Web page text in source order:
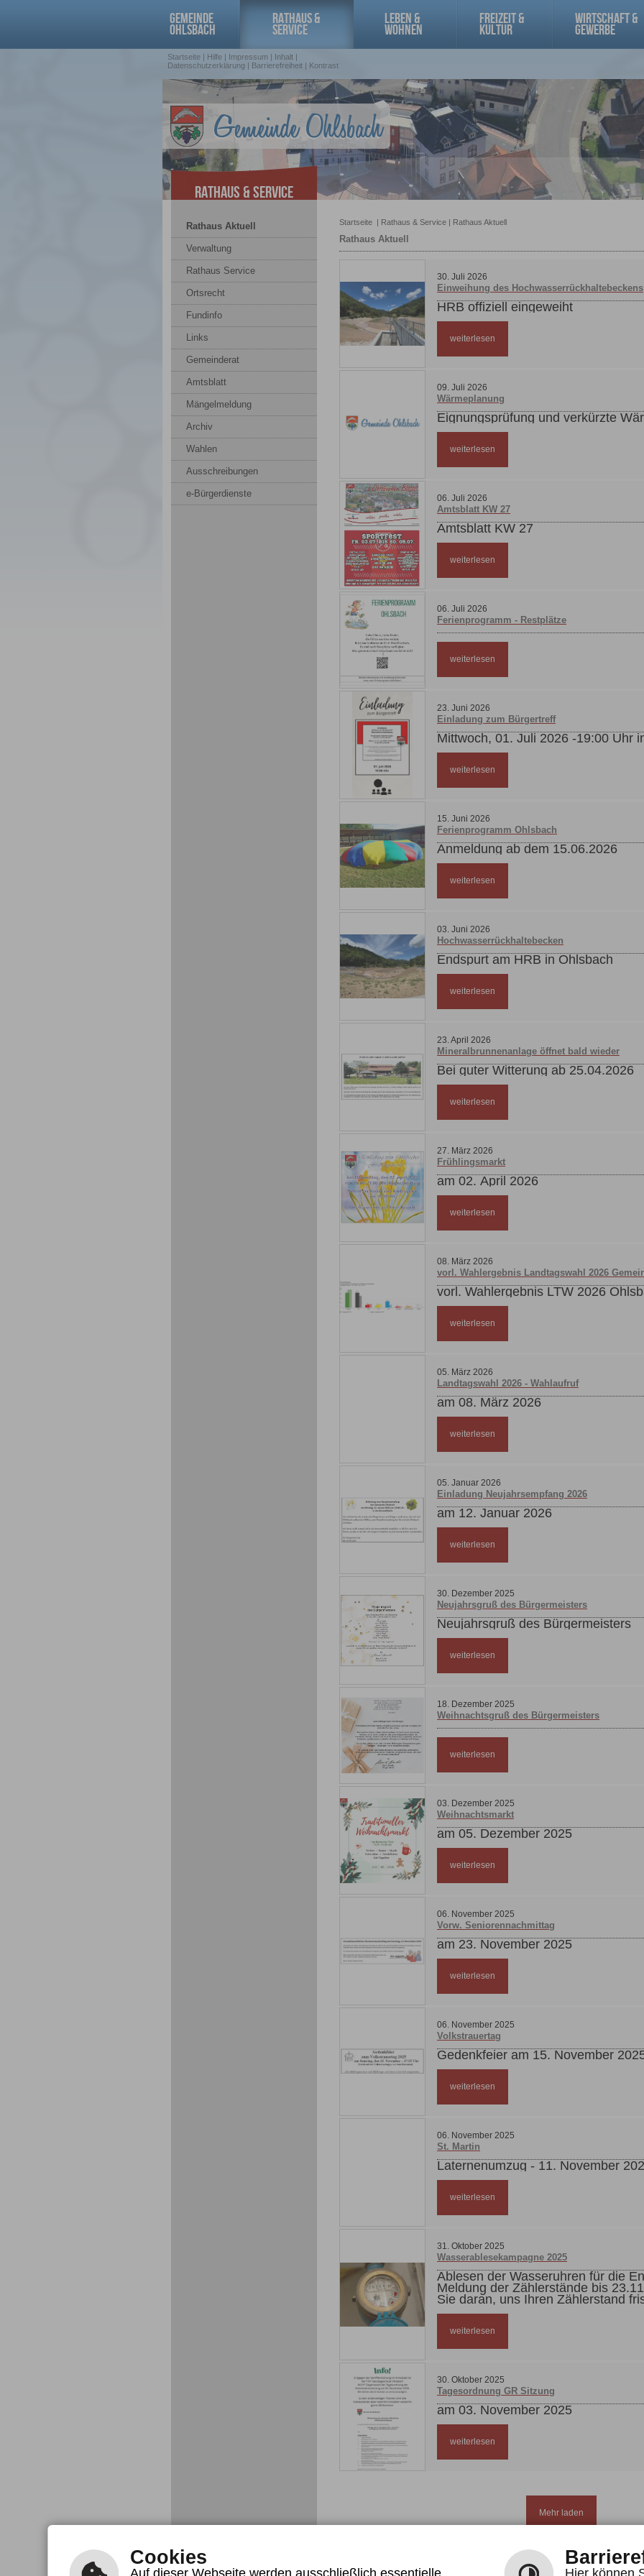
GEMEINDE
OHLSBACH
RATHAUS &
SERVICE
LEBEN &
WOHNEN
FREIZEIT &
KULTUR
WIRTSCHAFT &
GEWERBE
Startseite | Hilfe | Impressum | Inhalt |
Datenschutzerklärung | Barrierefreiheit | Kontrast
Rathaus & Service
Rathaus Aktuell
Verwaltung
Rathaus Service
Ortsrecht
Fundinfo
Links
Gemeinderat
Amtsblatt
Mängelmeldung
Archiv
Wahlen
Ausschreibungen
e-Bürgerdienste
Startseite | Rathaus & Service | Rathaus Aktuell
Rathaus Aktuell
30. Juli 2026
Einweihung des Hochwasserrückhaltebeckens
HRB offiziell eingeweiht
weiterlesen
09. Juli 2026
Wärmeplanung
Eignungsprüfung und verkürzte
weiterlesen
06. Juli 2026
Amtsblatt KW 27
Amtsblatt KW 27
weiterlesen
06. Juli 2026
Ferienprogramm - Restplätze
weiterlesen
23. Juni 2026
Einladung zum Bürgertreff
Mittwoch, 01. Juli 2026 -19:00 Uhr
weiterlesen
15. Juni 2026
Ferienprogramm Ohlsbach
Anmeldung ab dem 15.06.2026
weiterlesen
03. Juni 2026
Hochwasserrückhaltebecken
Endspurt am HRB in Ohlsbach
weiterlesen
23.April 2026
Mineralbrunnenanlage öffnet bald wieder
Bei guter Witterung ab 25.04.2026
weiterlesen
27. März 2026
Frühlingsmarkt
am 02. April 2026
weiterlesen
08. März 2026
vorl. Wahlergebnis Landtagswahl 2026
vorl. Wahlergebnis LTW 2026
weiterlesen
05. März 2026
Landtagswahl 2026 - Wahlaufruf
am 08. März 2026
weiterlesen
05. Januar 2026
Einladung Neujahrsempfang 2026
am 12. Januar 2026
weiterlesen
30. Dezember 2025
Neujahrsgruß des Bürgermeisters
Neujahrsgruß des Bürgermeisters
weiterlesen
18. Dezember 2025
Weihnachtsgruß des Bürgermeisters
weiterlesen
03. Dezember 2025
Weihnachtsmarkt
am 05. Dezember 2025
weiterlesen
06. November 2025
Vorw. Seniorennachmittag
am 23. November 2025
weiterlesen
06. November 2025
Volkstrauertag
Gedenkfeier am 15. November
weiterlesen
06. November 2025
St. Martin
Laternenumzug - 11. November
weiterlesen
31. Oktober 2025
Wasserablesekampagne 2025
Ablesen der Wasseruhren für die
Meldung der Zählerstände bis 23.11.2025
Sie daran, uns Ihren Zählerstand
Werfen Sie Ihre Ablesekarte in den
Ihre Gemeinde Ohlsbach
weiterlesen
30. Oktober 2025
Tagesordnung GR Sitzung
am 03. November 2025
weiterlesen
Mehr laden
Gebärdensprache
Cookies
Auf dieser Webseite werden ausschließlich essentielle Hier können